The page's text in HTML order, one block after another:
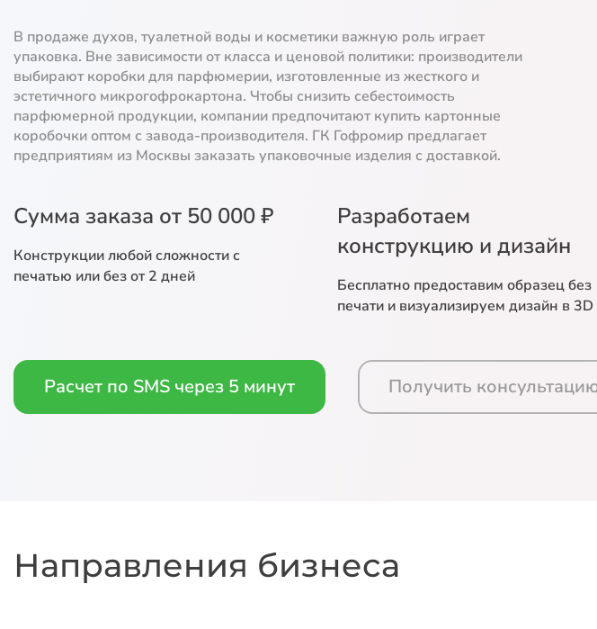
В продаже духов, туалетной воды и косметики важную роль играет
упаковка. Вне зависимости от класса и ценовой политики: производители
выбирают коробки для парфюмерии, изготовленные из жесткого и
эстетичного микрогофрокартона. Чтобы снизить себестоимость
парфюмерной продукции, компании предпочитают купить картонные
коробочки оптом с завода-производителя. ГК Гофромир предлагает
предприятиям из Москвы заказать упаковочные изделия с доставкой.
Сумма заказа от 50 000 ₽
Конструкции любой сложности с
печатью или без от 2 дней
Разработаем
конструкцию и дизайн
Бесплатно предоставим образец без
печати и визуализируем дизайн в 3D
Расчет по SMS через 5 минут Получить
Направления бизнеса